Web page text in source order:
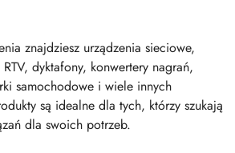
znajdziesz urządzenia sieciowe,
dyktafony, konwertery nagrań,
samochodowe i wiele innych
są idealne dla tych, którzy szukają
dla swoich potrzeb.